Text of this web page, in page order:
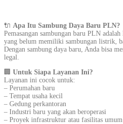
🔌 Apa Itu Sambung Daya Baru PLN?
Pemasangan sambungan baru PLN
yang belum memiliki sambungan listrik,
Dengan sambung daya baru, Anda bisa
legal.
🏢 Untuk Siapa Layanan Ini?
Layanan ini cocok untuk:
– Perumahan baru
– Tempat usaha kecil
– Gedung perkantoran
– Industri baru yang akan beroperasi
– Proyek infrastruktur atau fasilitas umum